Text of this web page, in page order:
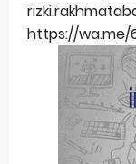
https://wa.me/